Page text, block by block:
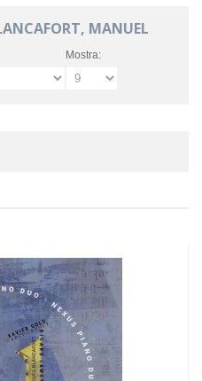
MANUEL
Mostra: